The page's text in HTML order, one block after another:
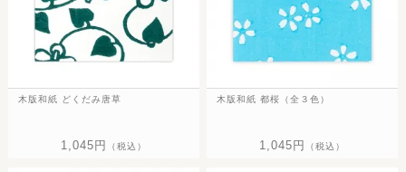
木版和紙 どくだみ唐草
1,045円 （税込）
木版和紙 都桜（全３色）
1,045円 （税込）